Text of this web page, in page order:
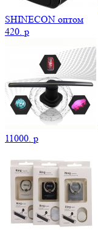
SHINECON оптом
420. p
11000. p